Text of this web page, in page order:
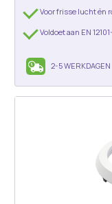
Voor frisse lucht én
Voldoet aan EN
2-5 WERKDAGEN